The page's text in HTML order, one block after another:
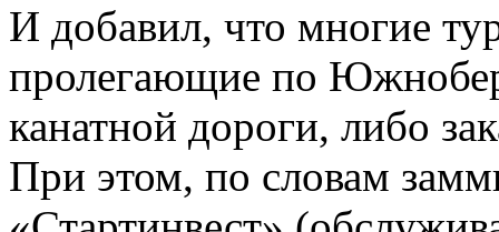
И добавил, что многие
пролегающие по
канатной дороги, либо
При этом, по словам